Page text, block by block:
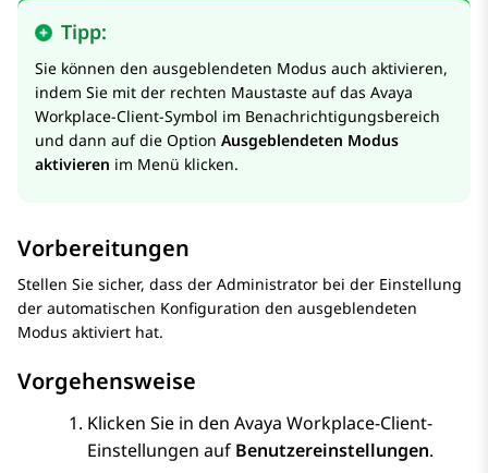
Tipp:
Sie können den ausgeblendeten Modus auch aktivieren,
indem Sie mit der rechten Maustaste auf das Avaya
Workplace-Client-Symbol im Benachrichtigungsbereich
und dann auf die Option Ausgeblendeten Modus
aktivieren im Menü klicken.
Vorbereitungen
Stellen Sie sicher, dass der Administrator bei der Einstellung
der automatischen Konfiguration den ausgeblendeten
Modus aktiviert hat.
Vorgehensweise
Klicken Sie in den Avaya Workplace-Client-
Einstellungen auf Benutzereinstellungen.